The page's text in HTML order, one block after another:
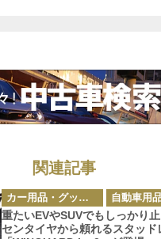
組みだっ
関連記事
カ
テ
ゴ
リ
ー
カー用品・グッズ情報 自動車用
重たいEVやSUVでもしっかり
センタイヤから頼れるスタッド